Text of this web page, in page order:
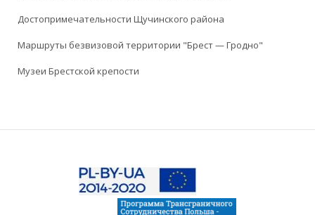
Достопримечательности Щучинского района
Маршруты безвизовой территории "Брест — Гродно"
Музеи Брестской крепости